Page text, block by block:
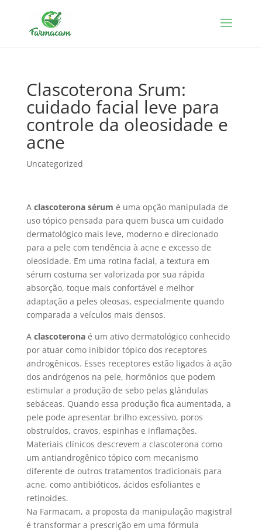
Clascoterona Srum:
cuidado facial leve para
controle da oleosidade e
acne
Uncategorized
A clascoterona sérum é uma opção manipulada de
uso tópico pensada para quem busca um cuidado
dermatológico mais leve, moderno e direcionado
para a pele com tendência à acne e excesso de
oleosidade. Em uma rotina facial, a textura em
sérum costuma ser valorizada por sua rápida
absorção, toque mais confortável e melhor
adaptação a peles oleosas, especialmente quando
comparada a veículos mais densos.
A clascoteronaé um ativo dermatológico conhecido
por atuar como inibidor tópico dos receptores
androgênicos. Esses receptores estão ligados à ação
dos andrógenos na pele, hormônios que podem
estimular a produção de sebo pelas glândulas
sebáceas. Quando essa produção fica aumentada, a
pele pode apresentar brilho excessivo, poros
obstruídos, cravos, espinhas e inflamações.
Materiais clínicos descrevem a clascoterona como
um antiandrogênico tópico com mecanismo
diferente de outros tratamentos tradicionais para
acne, como antibióticos, ácidos esfoliantes e
retinoides.
Na Farmacam, a proposta da manipulação magistral
é transformar a prescrição em uma fórmula